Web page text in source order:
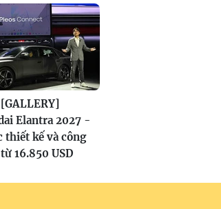
[GALLERY]
Elantra 2027 -
thiết kế và công
16.850 USD